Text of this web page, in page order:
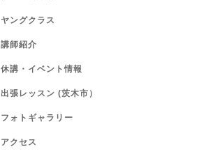
ヤングクラス
講師紹介
休講・イベント情報
出張レッスン (茨木市）
フォトギャラリー
アクセス